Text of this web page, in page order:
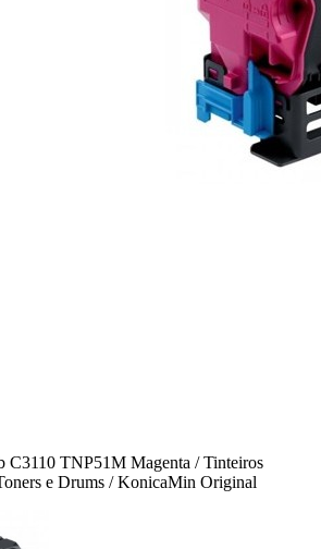
C3110 TNP51M Magenta / Tinteiros
e Drums / KonicaMin Original